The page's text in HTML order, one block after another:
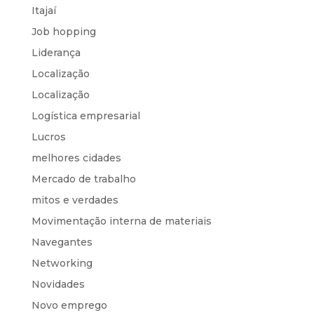
Itajaí
Job hopping
Liderança
Localização
Localização
Logística empresarial
Lucros
melhores cidades
Mercado de trabalho
mitos e verdades
Movimentação interna de materiais
Navegantes
Networking
Novidades
Novo emprego